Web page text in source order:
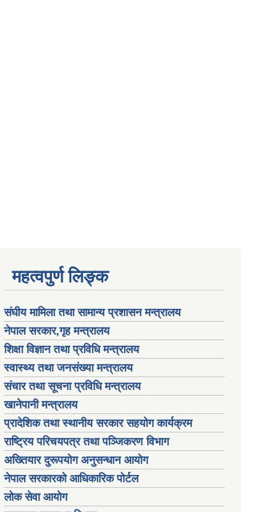
महत्वपुर्ण लिङ्क
संघीय मामिला तथा सामान्य प्रशासन मन्त्रालय
नेपाल सरकार,गृह मन्त्रालय
शिक्षा विज्ञान तथा प्रविधि मन्त्रालय
स्वास्थ्य तथा जनसंख्या मन्त्रालय
संचार तथा सूचना प्रविधि मन्त्रालय
खानेपानी मन्त्रालय
प्रादेशिक तथा स्थानीय सरकार सहयोग कार्यक्रम
राष्ट्रिय परिचयपत्र तथा पञ्जिकरण विभाग
अख्तियार दुरूपयोग अनुसन्धान आयोग
नेपाल सरकारको आधिकारिक पोर्टल
लोक सेवा आयोग